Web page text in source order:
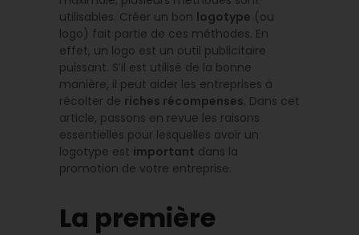
utilisables. Créer un bon logotype (ou
logo) fait partie de ces méthodes. En
effet, un logo est un outil publicitaire
puissant. S’il est utilisé de la bonne
manière, il peut aider les entreprises à
récolter de riches récompenses. Dans cet
article, passons en revue les raisons
essentielles pour lesquelles avoir un
logotype est important dans la
promotion de votre entreprise.
La première